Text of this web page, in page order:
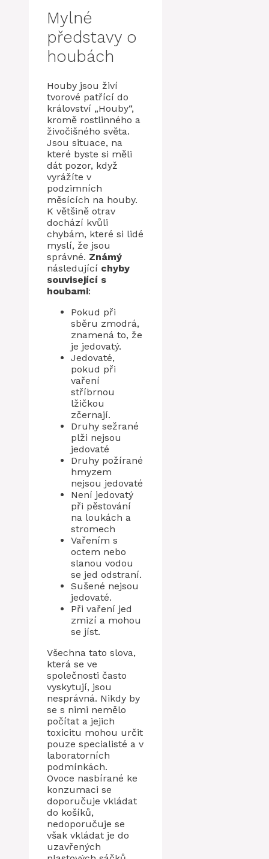
Mylné
představy o
houbách
Houby jsou živí
tvorové patřící do
království „Houby“,
kromě rostlinného a
živočišného světa.
Jsou situace, na
které byste si měli
dát pozor, když
vyrážíte v
podzimních
měsících na houby.
K většině otrav
dochází kvůli
chybám, které si lidé
myslí, že jsou
správné. Známý
následující chyby
související s
houbami:
Pokud při
sběru zmodrá,
znamená to, že
je jedovatý.
Jedovaté,
pokud při
vaření
stříbrnou
lžičkou
zčernají.
Druhy sežrané
plži nejsou
jedovaté
Druhy požírané
hmyzem
nejsou jedovaté
Není jedovatý
při pěstování
na loukách a
stromech
Vařením s
octem nebo
slanou vodou
se jed odstraní.
Sušené nejsou
jedovaté.
Při vaření jed
zmizí a mohou
se jíst.
Všechna tato slova,
která se ve
společnosti často
vyskytují, jsou
nesprávná. Nikdy by
se s nimi nemělo
počítat a jejich
toxicitu mohou určit
pouze specialisté a v
laboratorních
podmínkách.
Ovoce nasbírané ke
konzumaci se
doporučuje vkládat
do košíků,
nedoporučuje se
však vkládat je do
uzavřených